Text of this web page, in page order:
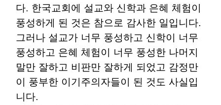
다. 한국교회에 설교와 신학과 은혜 체험이
풍성하게 된 것은 참으로 감사한 일입니다.
그러나 설교가 너무 풍성하고 신학이 너무
풍성하고 은혜 체험이 너무 풍성한 나머지
말만 잘하고 비판만 잘하게 되었고 감정만
이 풍부한 이기주의자들이 된 것도 사실입
니다.